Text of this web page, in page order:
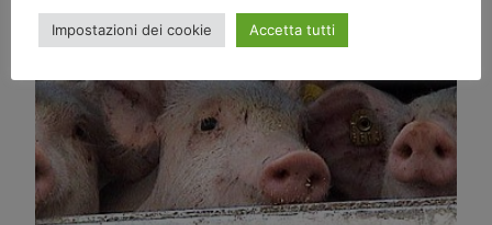
Impostazioni dei cookie Accetta tutti